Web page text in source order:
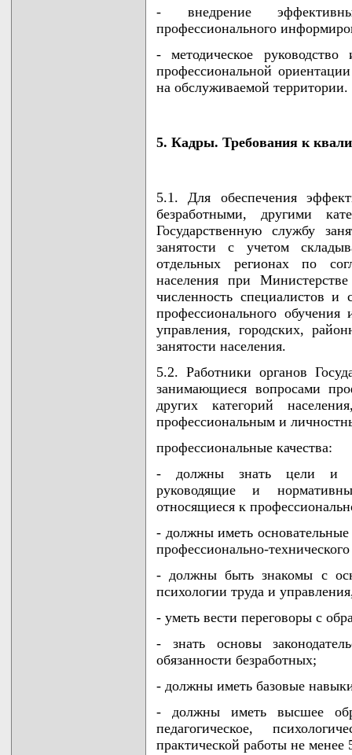
- внедрение
профессионального
- методическое
профессиональной
на обслуживаемой территории.
5. Кадры. Требования к
5.1. Для обеспечения
безработными, другими
Государственную службу
занятости с учетом
отдельных регионах по
населения при
численность специалистов и
профессионального
управления, городских,
занятости населения.
5.2. Работники органов
занимающиеся вопросами
других категорий
профессиональным и
профессиональные качества:
- должны знать цели и
руководящие и
относящиеся к
- должны иметь
профессионально-
- должны быть знакомы с
психологии труда и
- уметь вести переговоры с
- знать основы
обязанности безработных;
- должны иметь базовые
- должны иметь высшее
педагогическое,
практической работы не менее